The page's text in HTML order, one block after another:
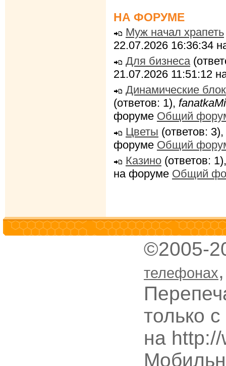
НА ФОРУМЕ
Муж начал храпеть
22.07.2026 16:36:34
Для бизнеса
21.07.2026 11:51:12
Динамические
(ответов: 1),
форуме Общий
Цветы (ответов: 3),
форуме Общий
Казино (ответов:
на форуме Общий
©2005-
телефонах
только
на